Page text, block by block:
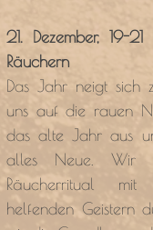
21. Dezember, 19-
Räuchern
Das Jahr neigt sich
uns auf die rauen
das alte Jahr aus
alles Neue. Wir
Räucherritual mit
helfenden Geistern